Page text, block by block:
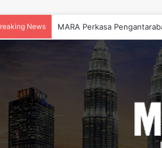
News MARA Perkasa